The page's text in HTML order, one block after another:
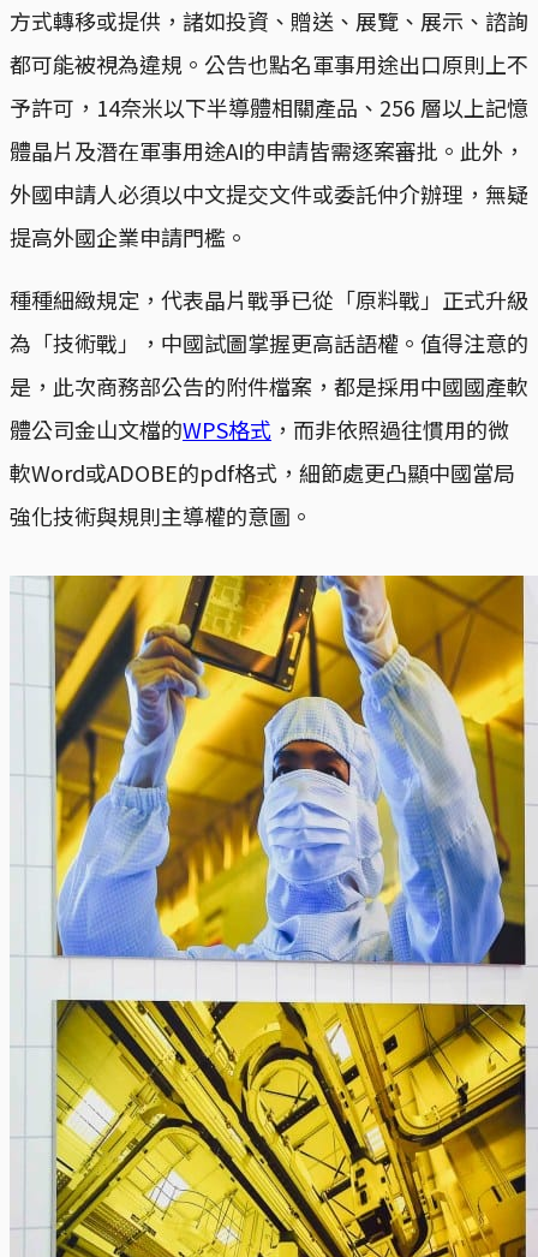
方式轉移或提供，諸如投資、贈送、展覽、展示、諮詢
都可能被視為違規。公告也點名軍事用途出口原則上不
予許可，14奈米以下半導體相關產品、256 層以上記憶
體晶片及潛在軍事用途AI的申請皆需逐案審批。此外，
外國申請人必須以中文提交文件或委託仲介辦理，無疑
提高外國企業申請門檻。
種種細緻規定，代表晶片戰爭已從「原料戰」正式升級
為「技術戰」，中國試圖掌握更高話語權。值得注意的
是，此次商務部公告的附件檔案，都是採用中國國產軟
體公司金山文檔的WPS格式 ，而非依照過往慣用的微
軟Word或ADOBE的pdf格式，細節處更凸顯中國當局
強化技術與規則主導權的意圖。